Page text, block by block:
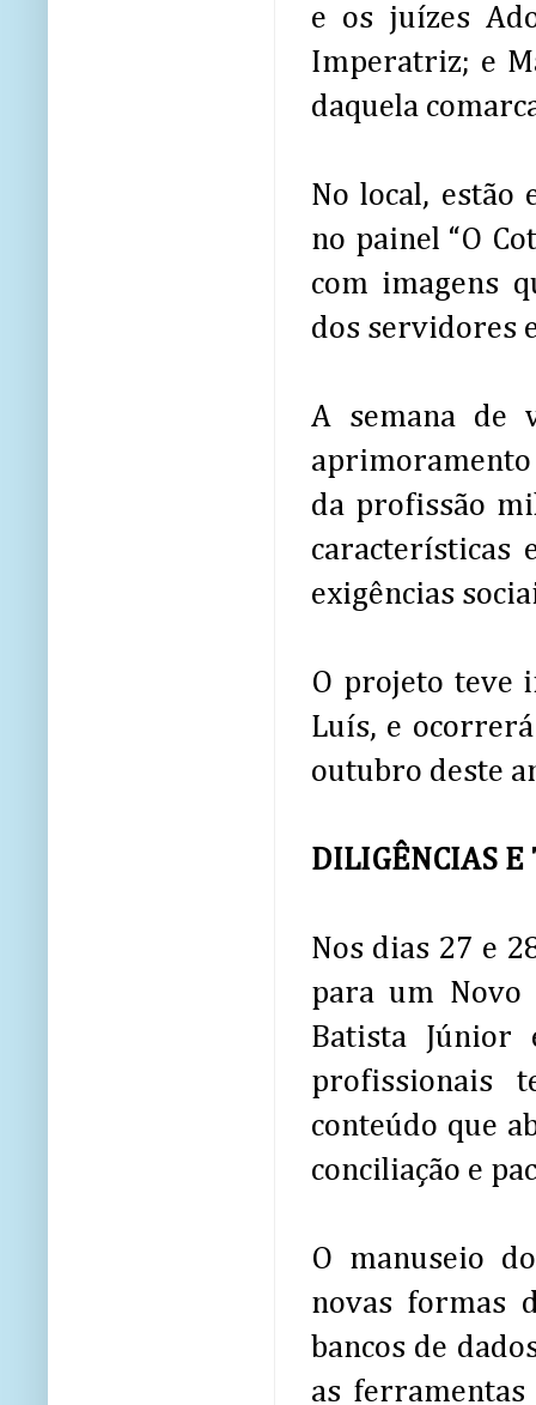
e os juízes
Imperatriz; e
daquela
No local, estão
no painel “O
com imagens
dos servidores
A semana de
da profissão
características
exigências
O projeto teve
Luís, e
outubro deste
DILIGÊNCIAS E
Nos dias 27 e
para um Novo
Batista Júnior
profissionais
conteúdo que
conciliação e
O manuseio
novas formas
bancos de
as